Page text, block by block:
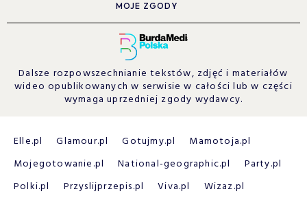
MOJE ZGODY
Dalsze rozpowszechnianie tekstów, zdjęć i materiałów
wideo opublikowanych w serwisie w całości lub w części
wymaga uprzedniej zgody wydawcy.
Elle.pl Glamour.pl Gotujmy.pl
Mamotoja.pl
Mojegotowanie.pl
National-geographic.pl
Party.pl
Polki.pl
Przyslijprzepis.pl Viva.pl Wizaz.pl